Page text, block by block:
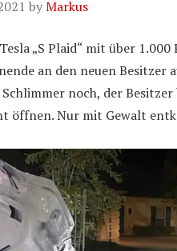
byMarkus
„S Plaid“ mit über
an den neuen Besitzer
noch, der
öffnen. Nur mit Gewalt